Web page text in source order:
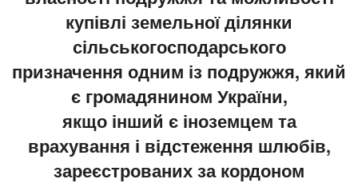
купівлі земельної ділянки
сільськогосподарського
призначення одним із подружжя, який
є громадянином України,
якщо інший є іноземцем та
врахування і відстеження шлюбів,
зареєстрованих за кордоном